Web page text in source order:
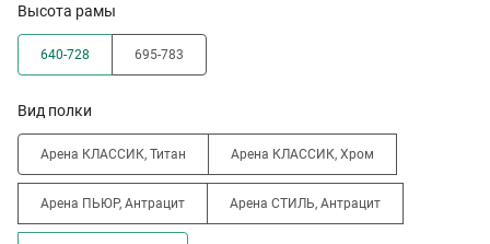
Высота рамы
640-728 695-783
Вид полки
Арена КЛАССИК, Титан Арена КЛАССИК, Хром
Арена ПЬЮР, Антрацит Арена СТИЛЬ, Антрацит